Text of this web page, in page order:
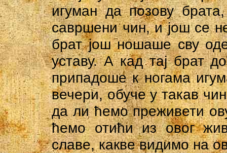
игуман да позову
савршени чин, и још се
брат још ношаше сву
уставу. А кад тај брат
припадоше к ногама
вечери, обуче у такав
да ли ћемо преживети
ћемо отићи из овог
славе, какве видимо на